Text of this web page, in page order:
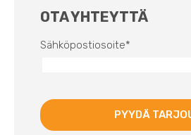
OTA YHTEYTTÄ
Sähköpostiosoite*